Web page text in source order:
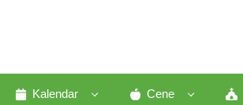
Kalendar Cene